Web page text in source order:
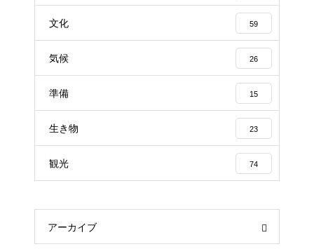
文化 59
気候 26
準備 15
生き物 23
観光 74
アーカイブ